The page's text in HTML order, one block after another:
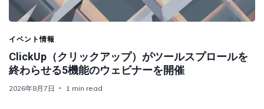
イベント情報
ClickUp（クリックアップ）がツールスプロールを
終わらせる5機能のウェビナーを開催
2026年8月7日 1 min read